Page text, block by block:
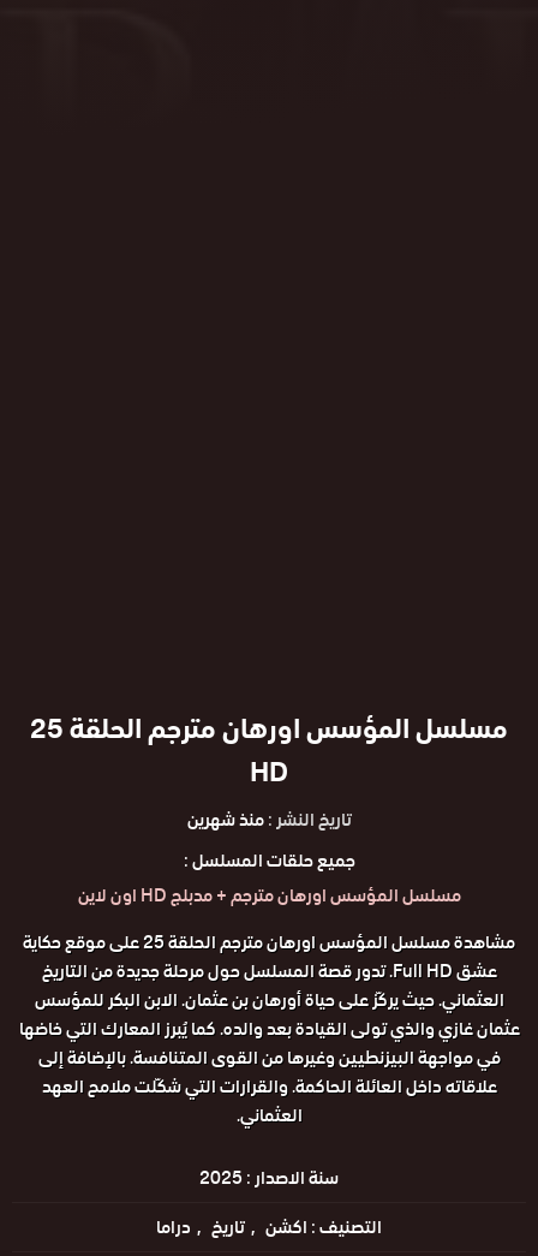
مسلسل المؤسس اورهان مترجم الحلقة 25
HD
تاريخ النشر :منذ شهرين
جميع حلقات المسلسل :
مسلسل المؤسس اورهان مترجم + مدبلج HD اون لاين
مشاهدة مسلسل المؤسس اورهان مترجم الحلقة 25 على موقع حكاية
عشق Full HD. تدور قصة المسلسل حول مرحلة جديدة من التاريخ
العثماني. حيث يركّز على حياة أورهان بن عثمان. الابن البكر للمؤسس
عثمان غازي والذي تولى القيادة بعد والده. كما يُبرز المعارك التي خاضها
في مواجهة البيزنطيين وغيرها من القوى المتنافسة. بالإضافة إلى
علاقاته داخل العائلة الحاكمة. والقرارات التي شكّلت ملامح العهد
العثماني.
سنة الاصدار :2025
التصنيف :اكشن تاريخ دراما